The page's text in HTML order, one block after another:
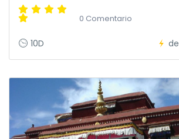
0 Comentario
10D